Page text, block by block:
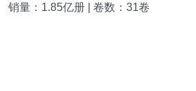
销量：1.85亿册 | 卷数：31卷